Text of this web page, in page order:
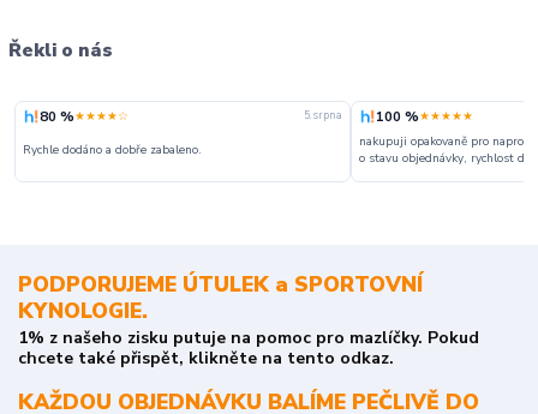
Řekli o nás
80 %★★★★☆ 5. srpna
Rychle dodáno a dobře zabaleno.
100 %★★★★★
nakupuji opakovaně pro
o stavu objednávky, rychlost
PODPORUJEME ÚTULEK a SPORTOVNÍ
KYNOLOGIE.
1% z našeho zisku putuje na pomoc pro mazlíčky. Pokud
chcete také přispět, klikněte na tento odkaz.
KAŽDOU OBJEDNÁVKU BALÍME PEČLIVĚ DO